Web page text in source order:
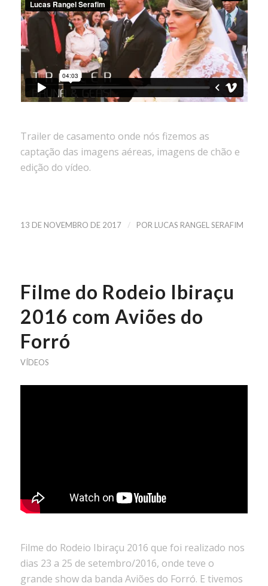
Trailer de casamento onde nós fizemos as
captação das imagens aéreas, imagens de chão e
edição do vídeo.
13 DE NOVEMBRO DE 2017 / POR LUCAS RANGEL SERAFIM
Filme do Rodeio Ibiraçu
2016 com Aviões do
Forró
VÍDEOS
Filme do Rodeio Ibiraçu 2016 que foi realizado nos
dias 23 a 25 de setembro/2016, onde teve o
grande show da banda Aviões do Forró. E tivemos